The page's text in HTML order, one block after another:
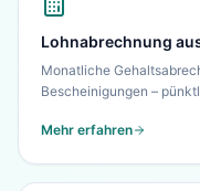
Lohnabrechnung
Monatliche
Bescheinigungen –
Mehr erfahren